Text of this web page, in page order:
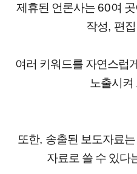
제휴된 언론사는 60여
작성, 편
여러 키워드를 자연스럽
노출시켜
또한, 송출된 보도자료
자료로 쓸 수 있다